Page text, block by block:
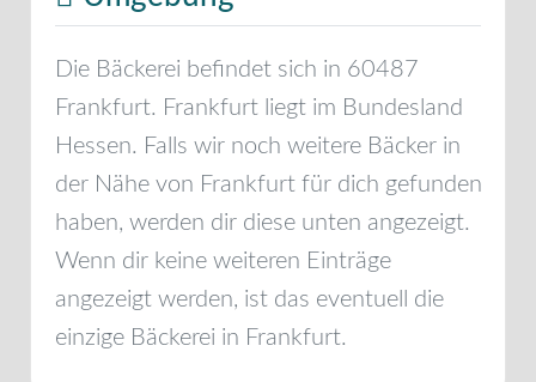
Die Bäckerei befindet sich in 60487
Frankfurt. Frankfurt liegt im Bundesland
Hessen. Falls wir noch weitere Bäcker in
der Nähe von Frankfurt für dich gefunden
haben, werden dir diese unten angezeigt.
Wenn dir keine weiteren Einträge
angezeigt werden, ist das eventuell die
einzige Bäckerei in Frankfurt.